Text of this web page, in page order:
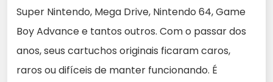
Super Nintendo, Mega Drive, Nintendo 64, Game
Boy Advance e tantos outros. Com o passar dos
anos, seus cartuchos originais ficaram caros,
raros ou difíceis de manter funcionando. É